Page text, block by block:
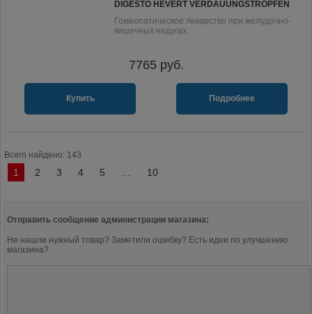
DIGESTO HEVERT VERDAUUNGSTROPFEN
Гомеопатическое лекарство при желудочно-
кишечных недугах.
7765 руб.
Купить Подробнее
Всего найдено: 143
1 2 3 4 5 10
Отправить сообщение администрации магазина:
Не нашли нужный товар? Заметили ошибку? Есть идеи по улучшению
магазина?